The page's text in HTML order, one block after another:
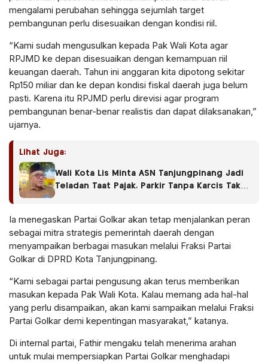
mengalami perubahan sehingga sejumlah target
pembangunan perlu disesuaikan dengan kondisi riil.
“Kami sudah mengusulkan kepada Pak Wali Kota agar
RPJMD ke depan disesuaikan dengan kemampuan riil
keuangan daerah. Tahun ini anggaran kita dipotong sekitar
Rp150 miliar dan ke depan kondisi fiskal daerah juga belum
pasti. Karena itu RPJMD perlu direvisi agar program
pembangunan benar-benar realistis dan dapat dilaksanakan,”
ujarnya.
Lihat Juga:
Wali Kota Lis Minta ASN Tanjungpinang Jadi
Teladan Taat Pajak, Parkir Tanpa Karcis Tak
Ia menegaskan Partai Golkar akan tetap menjalankan peran
sebagai mitra strategis pemerintah daerah dengan
menyampaikan berbagai masukan melalui Fraksi Partai
Golkar di DPRD Kota Tanjungpinang.
“Kami sebagai partai pengusung akan terus memberikan
masukan kepada Pak Wali Kota. Kalau memang ada hal-hal
yang perlu disampaikan, akan kami sampaikan melalui Fraksi
Partai Golkar demi kepentingan masyarakat,” katanya.
Di internal partai, Fathir mengaku telah menerima arahan
untuk mulai mempersiapkan Partai Golkar menghadapi